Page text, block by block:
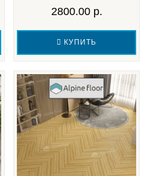
2800.00 р.
КУПИТЬ